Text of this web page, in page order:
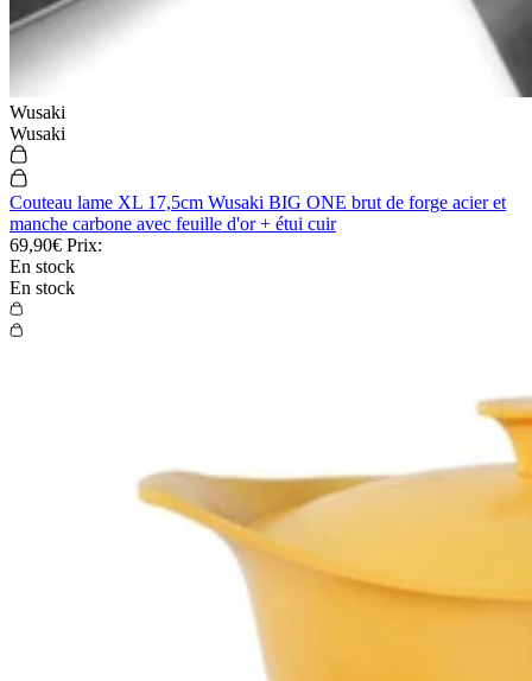
Wusaki
Wusaki
Couteau lame XL 17,5cm Wusaki BIG ONE brut de forge acier et
manche carbone avec feuille d'or + étui cuir
69,90€ Prix:
En stock
En stock